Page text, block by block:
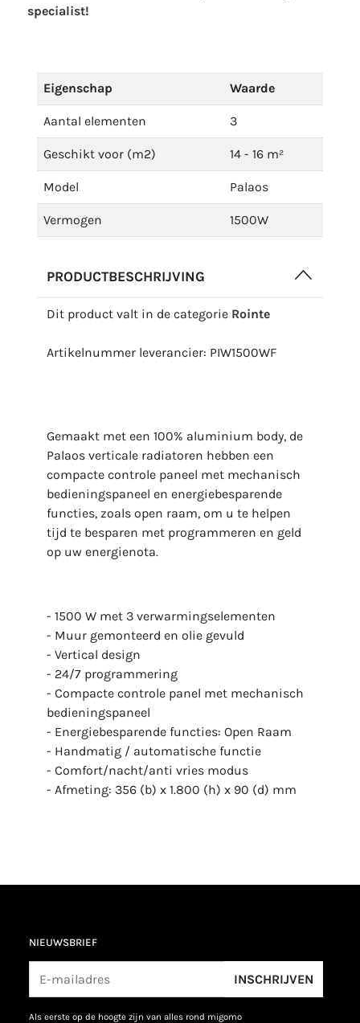
specialist!
Eigenschap Waarde
Aantal elementen 3
Geschikt voor (m2) 14 - 16 m²
Model Palaos
Vermogen 1500W
PRODUCTBESCHRIJVING
Dit product valt in de categorie Rointe
Artikelnummer leverancier: PIW1500WF
Gemaakt met een 100% aluminium body, de
Palaos verticale radiatoren hebben een
compacte controle paneel met mechanisch
bedieningspaneel en energiebesparende
functies, zoals open raam, om u te helpen
tijd te besparen met programmeren en geld
op uw energienota.
- 1500 W met 3 verwarmingselementen
- Muur gemonteerd en olie gevuld
- Vertical design
- 24/7 programmering
- Compacte controle panel met mechanisch
bedieningspaneel
- Energiebesparende functies: Open Raam
- Handmatig / automatische functie
- Comfort/nacht/anti vries modus
- Afmeting: 356 (b) x 1.800 (h) x 90 (d) mm
NIEUWSBRIEF
INSCHRIJVEN
als eerste op de hoogte zijn van alles rond migomo